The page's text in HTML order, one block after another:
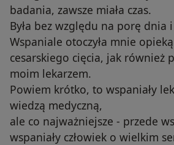
badania, zawsze miała czas.
Była bez względu na porę dnia
Wspaniale otoczyła mnie
cesarskiego cięcia, jak również
moim lekarzem.
Powiem krótko, to wspaniały
wiedzą medyczną,
ale co najważniejsze - przede
wspaniały człowiek o wielkim